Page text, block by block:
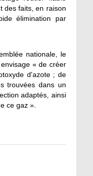
des faits, en raison
élimination par
nationale, le
« de créer
d'azote ; de
trouvées dans un
adaptés, ainsi
ce gaz ».